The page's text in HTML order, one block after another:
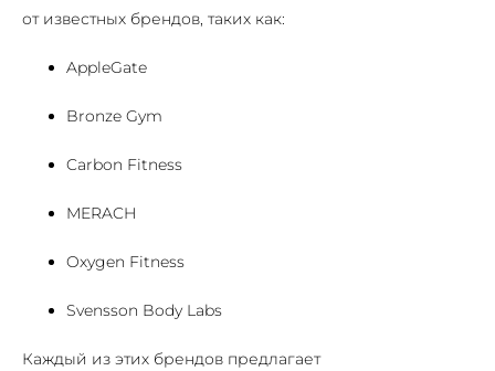
от известных брендов, таких как:
AppleGate
Bronze Gym
Carbon Fitness
MERACH
Oxygen Fitness
Svensson Body Labs
Каждый из этих брендов предлагает